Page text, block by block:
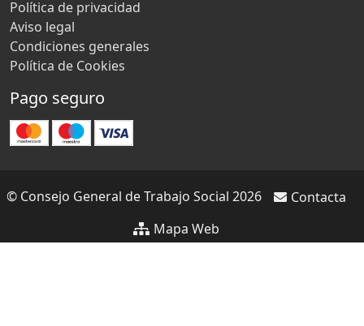
Política de privacidad
Aviso legal
Condiciones generales
Política de Cookies
Pago seguro
© Consejo General de Trabajo Social 2026
Contacta
Mapa Web